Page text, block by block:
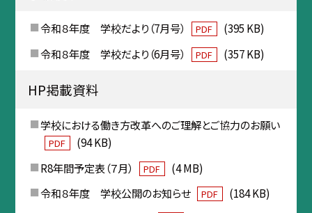
令和８年度 学校だより（7月号） PDF
(395 KB)
令和８年度 学校だより（6月号）
PDF (357 KB)
HP掲載資料
学校における働き方改革へのご理解とご協力のお願い
PDF
(94 KB)
R8年間予定表（７月）
PDF
(4 MB)
令和８年度 学校公開のお知らせ
PDF
(184 KB)